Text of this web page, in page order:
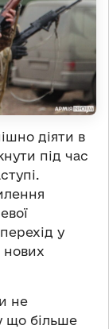
діяти в
під час
у
нових
не
що більше